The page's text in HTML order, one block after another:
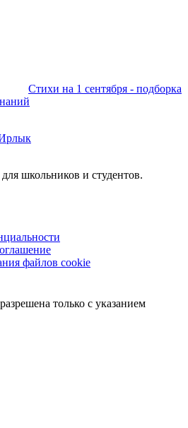
Стихи на 1 сентября - подборка
школьников и студентов.
файлов cookie
только с указанием